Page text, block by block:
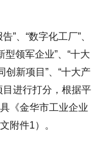
”、“数字化工厂”、
型领军企业”、“十大
创新项目”、“十大产
目进行打分，根据平
《金华市工业企业
附件1）。